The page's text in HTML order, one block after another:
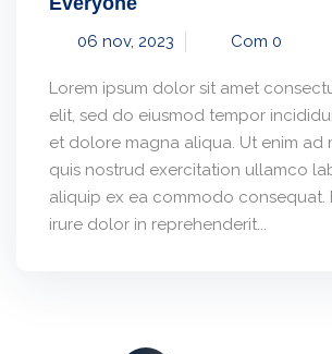
06 nov, 2023 Com 0
Lorem ipsum dolor sit amet
elit, sed do eiusmod tempor
et dolore magna aliqua. Ut enim ad
quis nostrud exercitation ullamco
aliquip ex ea commodo consequat.
irure dolor in reprehenderit...